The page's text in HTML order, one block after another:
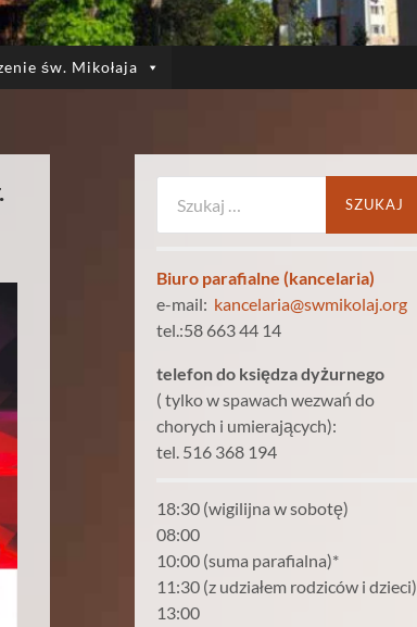
św. Mikołaja
Biuro parafialne (kancelaria)
e-mail: kancelaria@swmikolaj.org
tel.:58 663 44 14
telefon do księdza dyżurnego
( tylko w spawach wezwań do
chorych i umierających):
tel. 516 368 194
18:30 (wigilijna w sobotę)
08:00
10:00 (suma parafialna)*
11:30 (z udziałem rodziców i dzieci)
13:00